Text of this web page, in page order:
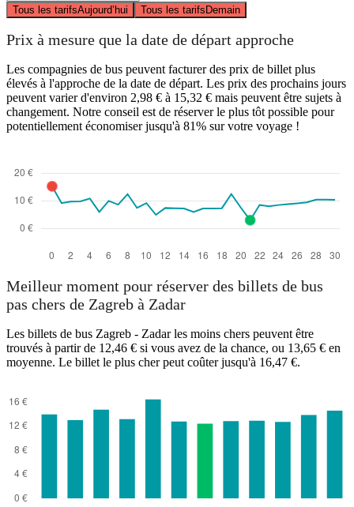
Tous les tarifsAujourd’hui Tous les tarifsDemain
Prix à mesure que la date de départ approche
Les compagnies de bus peuvent facturer des prix de billet plus
élevés à l'approche de la date de départ. Les prix des prochains jours
peuvent varier d'environ 2,98 € à 15,32 € mais peuvent être sujets à
changement. Notre conseil est de réserver le plus tôt possible pour
potentiellement économiser jusqu'à 81% sur votre voyage !
Meilleur moment pour réserver des billets de bus
pas chers de Zagreb à Zadar
Les billets de bus Zagreb - Zadar les moins chers peuvent être
trouvés à partir de 12,46 € si vous avez de la chance, ou 13,65 € en
moyenne. Le billet le plus cher peut coûter jusqu'à 16,47 €.